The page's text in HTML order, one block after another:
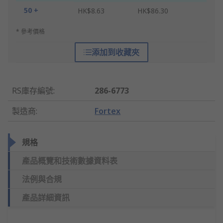
50 +
HK$8.63 HK$86.30
* 參考價格
添加到收藏夾
RS庫存編號:
286-6773
製造商: Fortex
規格
產品概覽和技術數據資料表
法例與合規
產品詳細資訊